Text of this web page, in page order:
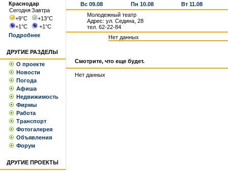
Краснодар
СегодняЗавтра
+9°С +13°С
+1°С +1°С
Подробнее
ДРУГИЕ РАЗДЕЛЫ
О проекте
Новости
Погода
Афиша
Недвижимость
Фирмы
Работа
Транспорт
Фотогалерея
Объявления
Форум
ДРУГИЕ ПРОЕКТЫ
Вс 09.08 Пн 10.08
Вт 11.08
Молодежный театр
Адрес: ул. Седина, 28
тел. 62-22-84
Нет данных
Смотрите, что еще будет.
Нет данных